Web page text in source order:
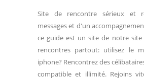
Site de rencontre sérieux et
messages et d'un
ce guide est un site de notre
rencontres partout: utilisez le
iphone? Rencontrez des
compatible et illimité. Rejoins